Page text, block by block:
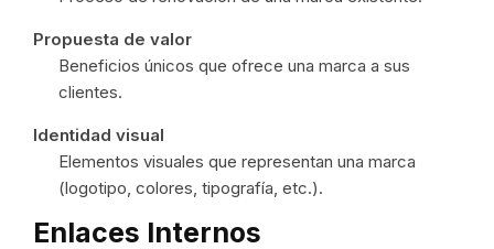
Propuesta de valor
Beneficios únicos que ofrece una marca a sus
clientes.
Identidad visual
Elementos visuales que representan una marca
(logotipo, colores, tipografía, etc.).
Enlaces Internos